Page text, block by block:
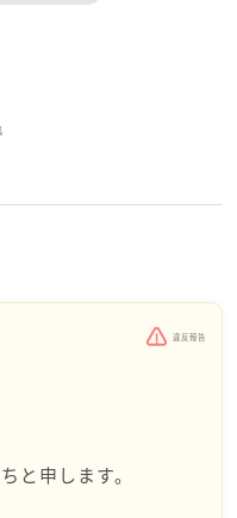
違反報告
と申します。